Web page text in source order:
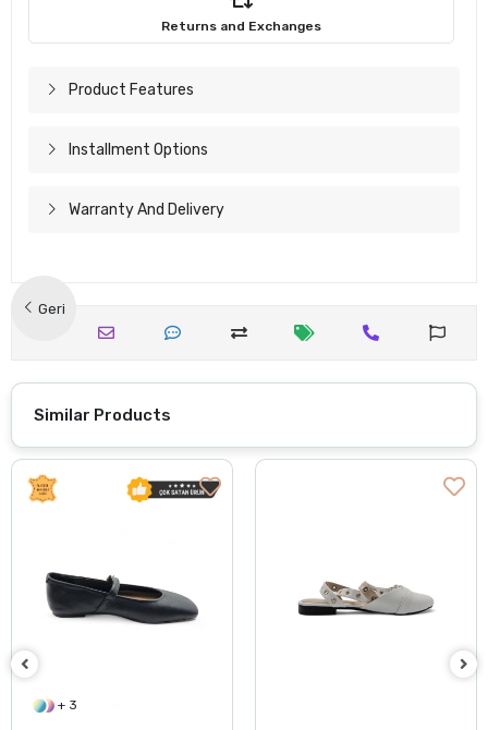
Geri
Returns and Exchanges
Product Features
Installment Options
Warranty And Delivery
Similar Products
+ 3